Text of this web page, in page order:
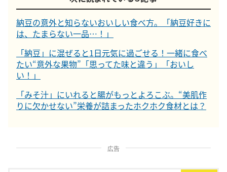
納豆の意外と知らないおいしい食べ方。「納豆好きに
は、たまらない一品…！」
「納豆」に混ぜると1日元気に過ごせる！一緒に食べ
たい“意外な果物”「思ってた味と違う」「おいし
い！」
「みそ汁」にいれると腸がもっとよろこぶ。“美肌作
りに欠かせない”栄養が詰まったホクホク食材とは？
広告